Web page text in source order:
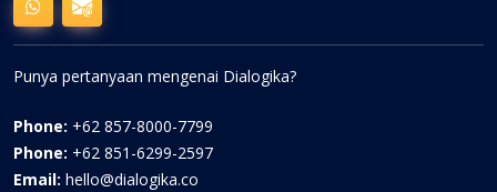
Punya pertanyaan mengenai Dialogika?
Phone: +62 857-8000-7799
Phone: +62 851-6299-2597
Email: hello@dialogika.co